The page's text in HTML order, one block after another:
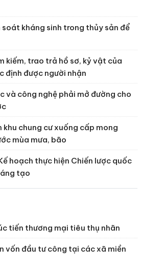
kháng sinh trong thủy sản để
kiếm, trao trả hồ sơ, kỷ vật của
định được người nhận
và công nghệ phải mở đường cho
chung cư xuống cấp mong
mùa mưa, bão
hoạch thực hiện Chiến lược quốc
tạo
tiến thương mại tiêu thụ nhãn
vốn đầu tư công tại các xã miền